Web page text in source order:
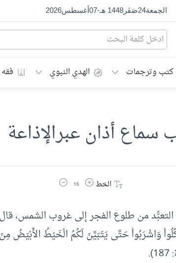
الجمعة24صَفَر1448 هـ -
07أغسطس2026
كتب وترجمات الهدي النبوي
سماع أذان عبرالإذاعة
الخطزيادة حجم الخط
16 تقليل حجم الخط
من طلوع الفجر إلى غروب الشمس، قال
وَاشْرَبُواْ حَتَّى يَتَبَيَّنَ لَكُمُ الْخَيْطُ الأَبْيَضُ